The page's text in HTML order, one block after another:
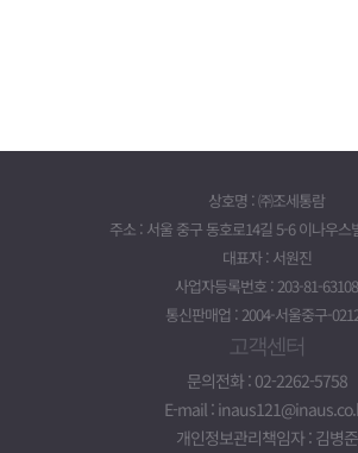
1. 회사는 합리적 사유가 발생했을 경우 서
공지함으로써 효력을 발생합니다.
2. 회사의 변경된 약관을 초기화면에 공지
직접 확인할 수 있습니다. 회원은 수정된 약
않을 경우 등록을 취소할 수 있으며, 서비스
경우 약관 수정에 대한 동의로 간주합니다.
이 약관에 명시되지 아니한 사항에 대해서는
전기통신기본법, 전기통신사업법, 정보통
- 회원가입정보의 경우, 회원가입을 탈퇴
- 대금지급정보의 경우, 대금의 완제일 또는
채권소멸시효기간의 만료된 때
- 배송정보의 경우, 물품 또는 서비스가 인도
(단, 상법 등 법령의 규정에 의하여 보존할
경우에는 예외로 합니다.)
위 보유기간에도 불구하고 계속 보유하여야
경우에는 귀하의 동의를 받겠습니다.
* 계약기간이 끝나고 이용요금의 정산 등으
상호명 : ㈜조세통람
주소 : 서울 중구 동호로14길 5-6 이나우스
대표자 : 서원진
사업자등록번호 : 203-81-63108
통신판매업 : 2004-서울중구-
고객센터
문의전화 : 02-2262-5758
E-mail :
개인정보관리책임자 : 김병준